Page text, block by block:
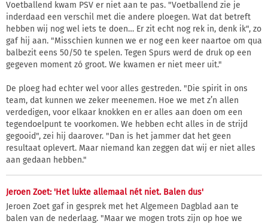
Voetballend kwam PSV er niet aan te pas. "Voetballend zie je
inderdaad een verschil met die andere ploegen. Wat dat betreft
hebben wij nog wel iets te doen… Er zit echt nog rek in, denk ik", zo
gaf hij aan. "Misschien kunnen we er nog een keer naartoe om qua
balbezit eens 50/50 te spelen. Tegen Spurs werd de druk op een
gegeven moment zó groot. We kwamen er niet meer uit."
De ploeg had echter wel voor alles gestreden. "Die spirit in ons
team, dat kunnen we zeker meenemen. Hoe we met z’n allen
verdedigen, voor elkaar knokken en er alles aan doen om een
tegendoelpunt te voorkomen. We hebben echt alles in de strijd
gegooid", zei hij daarover. "Dan is het jammer dat het geen
resultaat oplevert. Maar niemand kan zeggen dat wij er niet alles
aan gedaan hebben."
Jeroen Zoet: 'Het lukte allemaal nét niet. Balen dus'
Jeroen Zoet gaf in gesprek met het Algemeen Dagblad aan te
balen van de nederlaag. "Maar we mogen trots zijn op hoe we